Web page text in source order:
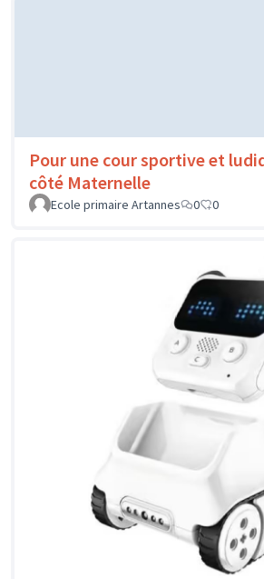
Pour une cour sportive et
côté Maternelle
Ecole primaire Artannes
0 0